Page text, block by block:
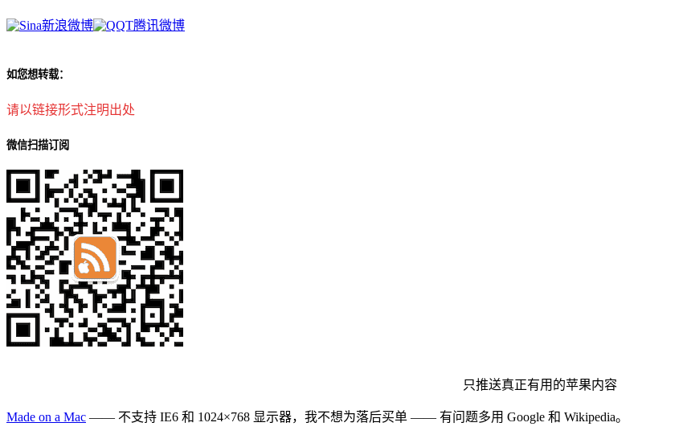
新浪微博 腾讯微博
如您想转载：
请以链接形式注明出处
微信扫描订阅
只推送真正有用的苹果内容
Made on a Mac —— 不支持 IE6 和 1024×768 显示器，我不想为落后买单 —— 有问题多用 Google 和 Wikipedia。